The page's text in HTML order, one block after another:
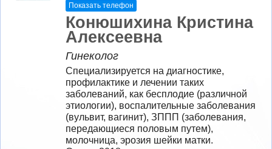
Показать телефон
Конюшихина Кристина
Алексеевна
Гинеколог
Специализируется на диагностике,
профилактике и лечении таких
заболеваний, как бесплодие (различной
этиологии), воспалительные заболевания
(вульвит, вагинит), ЗППП (заболевания,
передающиеся половым путем),
молочница, эрозия шейки матки.